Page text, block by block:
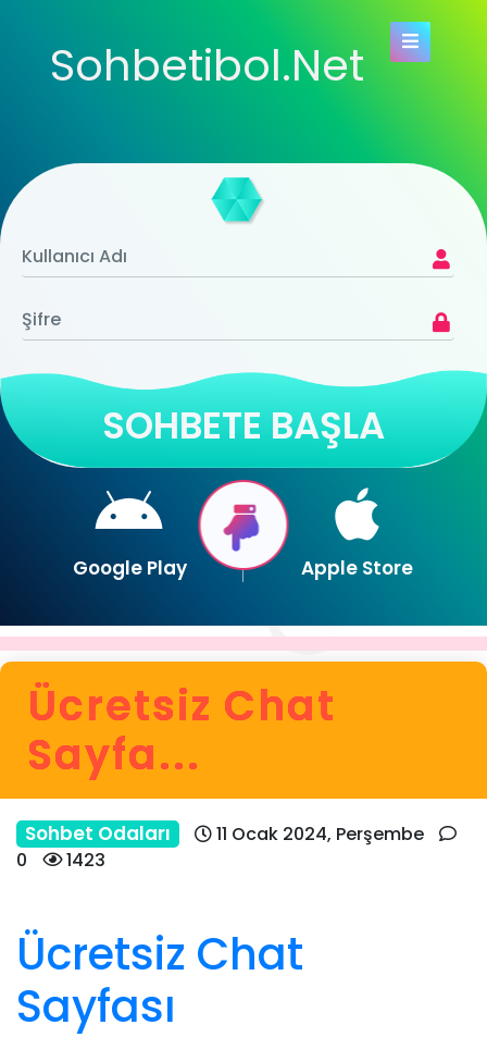
Sohbetibol.Net
SOHBETE BAŞLA
Google Play Apple Store
Ücretsiz Chat
Sayfa...
Sohbet Odaları
11 Ocak 2024, Perşembe
0
1423
Ücretsiz Chat
Sayfası